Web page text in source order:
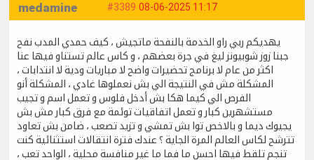
#3389 08-06-2025 11:17
medamine
يهديكم ربي راو الخدمة بالنفحة ماتجيش ، كيف حمدي المدب نفح
جبنا زوز شوبيونز ليغ في جرة بعضهم ، و كاس عالم تستناو فيها عنا
اكثر من عام لا برنامج تحضيرات واضح لا مباريات ودية لا انتدابات ،
المشكلة مش في النتيجة الي بش نعملوها غادي ، المشكلة أنو
الفرص الي كيما هكا بش أدخل فلوس و تعمل اسم و تجيب
مستشهرين كبار و تعمل اتفاقيات توئمة مع فرق كبار مش بش
يجيوك ديما و بالاخص توا بش تمشي و تزيد تصعب ، ضامن بش تعاود
تترشح لكاس العالم المرة الجاية ؟ عندك فترة انتقالات استثنائية كنت
تنجم تلقط فيها احسن ما فما ما غير منافسة محلية ، الواحد تعب ،